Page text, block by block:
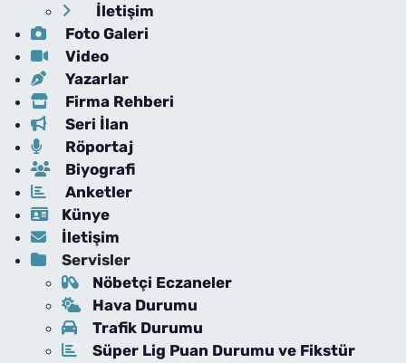
İletişim
Foto Galeri
Video
Yazarlar
Firma Rehberi
Seri İlan
Röportaj
Biyografi
Anketler
Künye
İletişim
Servisler
Nöbetçi Eczaneler
Hava Durumu
Trafik Durumu
Süper Lig Puan Durumu ve Fikstür